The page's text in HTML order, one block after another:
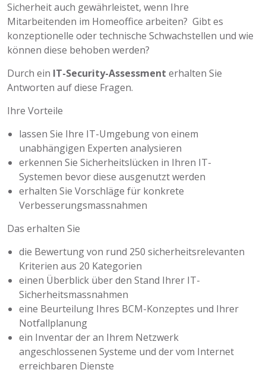
Sicherheit auch gewährleistet, wenn Ihre
Mitarbeitenden im Homeoffice arbeiten? Gibt es
konzeptionelle oder technische Schwachstellen und wie
können diese behoben werden?
Durch ein IT-Security-Assessment erhalten Sie
Antworten auf diese Fragen.
Ihre Vorteile
lassen Sie Ihre IT-Umgebung von einem
unabhängigen Experten analysieren
erkennen Sie Sicherheitslücken in Ihren IT-
Systemen bevor diese ausgenutzt werden
erhalten Sie Vorschläge für konkrete
Verbesserungsmassnahmen
Das erhalten Sie
die Bewertung von rund 250 sicherheitsrelevanten
Kriterien aus 20 Kategorien
einen Überblick über den Stand Ihrer IT-
Sicherheitsmassnahmen
eine Beurteilung Ihres BCM-Konzeptes und Ihrer
Notfallplanung
ein Inventar der an Ihrem Netzwerk
angeschlossenen Systeme und der vom Internet
erreichbaren Dienste